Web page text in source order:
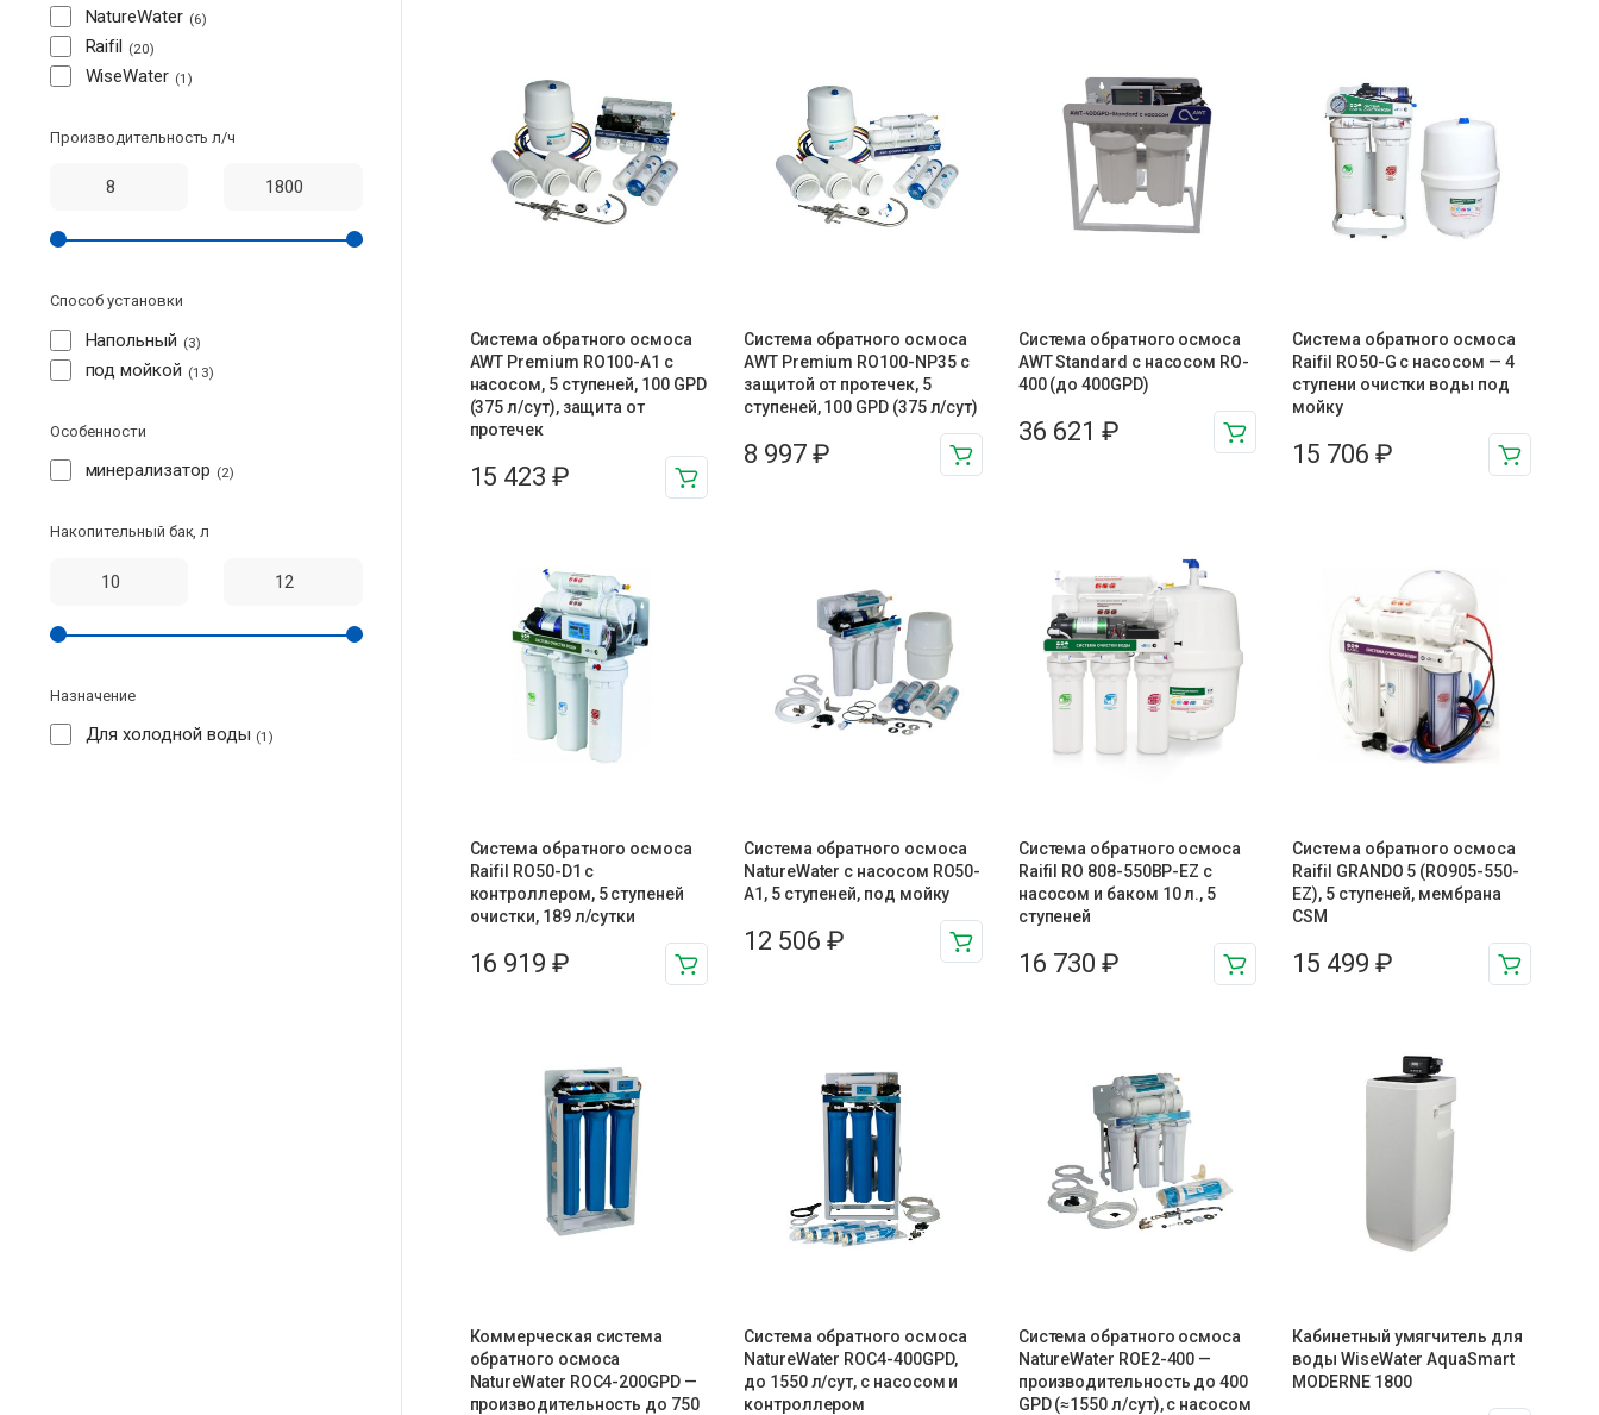
Система обратного осмоса
AWT Premium RO100-A1 с
насосом, 5 ступеней, 100 GPD
(375 л/сут), защита от
протечек
15 423₽
Система обратного осмоса
AWT Premium RO100-NP35 с
защитой от протечек, 5
ступеней, 100 GPD (375 л/сут)
8 997 ₽
Система обратного осмоса
AWT Standard с насосом RO-
400 (до 400GPD)
36 621 ₽
Система обратного осмоса
Raifil RO50-G с насосом — 4
ступени очистки воды под
мойку
15 706₽
Система обратного осмоса
Raifil RO50-D1 с
контроллером, 5 ступеней
очистки, 189 л/сутки
16 919₽
Система обратного осмоса
NatureWater с насосом RO50-
A1, 5 ступеней, под мойку
12 506 ₽
Система обратного осмоса
Raifil RO 808-550BP-EZ с
насосом и баком 10 л., 5
ступеней
16 730 ₽
Система обратного осмоса
Raifil GRANDO 5 (RO905-550-
EZ), 5 ступеней, мембрана
CSM
15 499₽
Коммерческая система
обратного осмоса
NatureWater ROC4-200GPD —
производительность до 750
Система обратного осмоса
NatureWater ROC4-400GPD,
до 1550 л/сут, с насосом и
контроллером
Система обратного осмоса
NatureWater ROE2-400 —
производительность до 400
GPD (≈1550 л/сут), с насосом
Кабинетный умягчитель для
воды WiseWater AquaSmart
MODERNE 1800
NatureWater 6
Raifil 20
WiseWater 1
Производительность л/ч
Способ установки
Напольный 3
под мойкой 13
Особенности
минерализатор 2
Накопительный бак, л
Назначение
Для холодной воды 1